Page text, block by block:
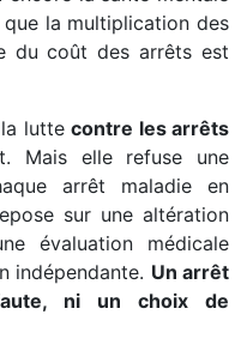
que la multiplication des
du coût des arrêts est
la luttecontre les arrêts
Mais elle refuse une
arrêt maladie en
sur une altération
évaluation médicale
indépendante. Un arrêt
ni un choix de